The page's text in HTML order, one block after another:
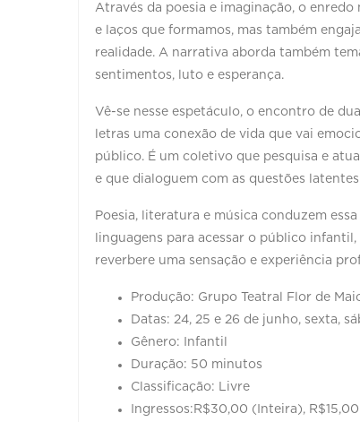
Através da poesia e imaginação, o
e laços que formamos, mas também
realidade. A narrativa aborda também
sentimentos, luto e esperança.
Vê-se nesse espetáculo, o encontro de
letras uma conexão de vida que vai
público. É um coletivo que pesquisa e
e que dialoguem com as questões
Poesia, literatura e música conduzem
linguagens para acessar o público
reverbere uma sensação e experiência
Produção: Grupo Teatral Flor de
Datas: 24, 25 e 26 de junho, sexta,
Gênero: Infantil
Duração: 50 minutos
Classificação: Livre
Ingressos:R$30,00 (Inteira),